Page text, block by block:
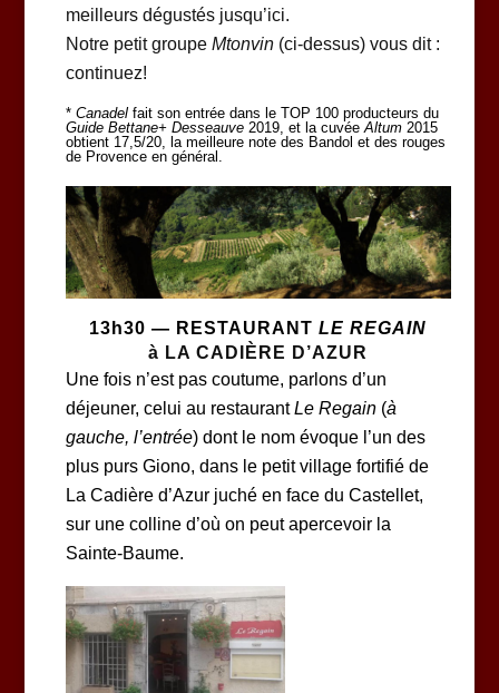
meilleurs dégustés jusqu’ici.
Notre petit groupe Mtonvin(ci-dessus) vous dit :
continuez!
* Canadelfait son entrée dans le TOP 100 producteurs du
Guide Bettane+ Desseauve2019, et la cuvéeAltum2015
obtient 17,5/20, la meilleure note des Bandol et des rouges
de Provence en général.
13h30 — RESTAURANTLE REGAIN
à LA CADIÈRE D’AZUR
Une fois n’est pas coutume, parlons d’un
déjeuner, celui au restaurantLe Regain(à
gauche, l’entrée) dont le nom évoque l’un des
plus purs Giono, dans le petit village fortifié de
La Cadière d’Azur juché en face du Castellet,
sur une colline d’où on peut apercevoir la
Sainte-Baume.